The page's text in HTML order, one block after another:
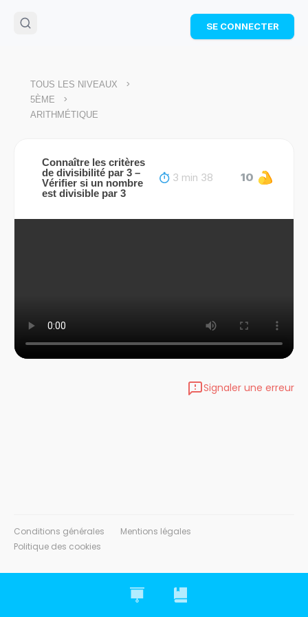
🌴Cahier de vacances offert
: révise les maths cet
Télécharge ton PDF gratuit et progresse avec des
SE CONNECTER
TOUS LES NIVEAUX >
5ÈME >
ARITHMÉTIQUE
Connaître les critères
de divisibilité par 3 –
Vérifier si un nombre
est divisible par 3
3 min 38 10
Signaler une erreur
Conditions générales
Mentions légales
Politique des cookies